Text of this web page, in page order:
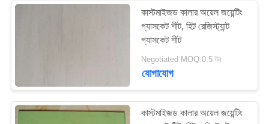
উদ্ধৃতির
সাইট
ম্যাপ
কাস্টমাইজড কালার অয়েল জয়েন্টিং
গ্যাসকেট শীট, হিট রেজিস্ট্যান্ট
গ্যাসকেট শীট
Negotiated MOQ:0.5 টন
যোগাযোগ
কাস্টমাইজড কালার অয়েল জয়েন্টিং